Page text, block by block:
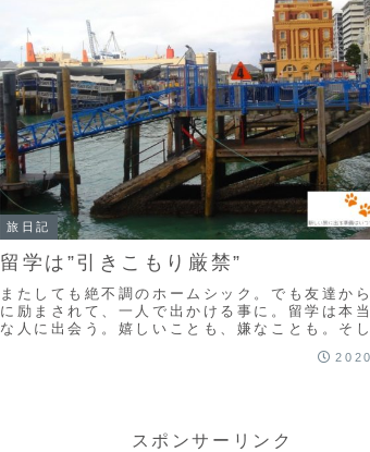
旅日記
留学は”引きこもり厳禁”
またしても絶不調のホームシック。でも友達か
に励まされて、一人で出かける事に。留学は本
な人に出会う。嬉しいことも、嫌なことも。そし
スポンサーリンク